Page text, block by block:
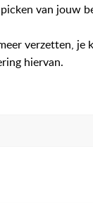
van jouw
verzetten, je
hiervan.